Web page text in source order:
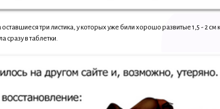
три листика, у которых уже били хорошо развитые 1,5 - 2
сразу в таблетки.